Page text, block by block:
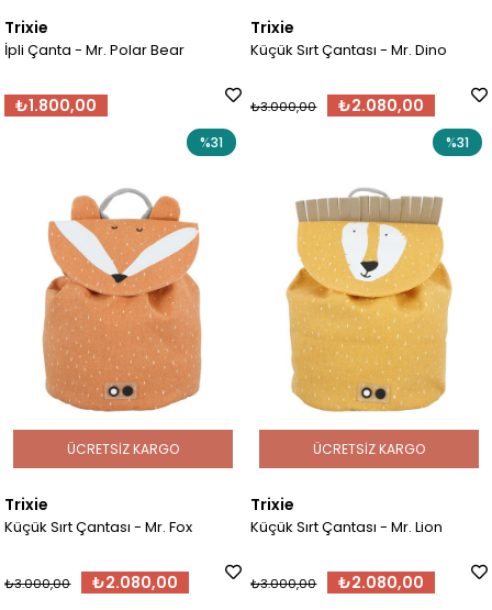
Trixie
İpli Çanta - Mr. Polar Bear
₺1.800,00
Trixie
Küçük Sırt Çantası - Mr. Dino
₺2.080,00
₺3.000,00
Trixie
Küçük Sırt Çantası - Mr. Fox
₺2.080,00
₺3.000,00
%31
ÜCRETSIZ KARGO
Trixie
Küçük Sırt Çantası - Mr. Lion
₺2.080,00
₺3.000,00
%31
ÜCRETSIZ KARGO